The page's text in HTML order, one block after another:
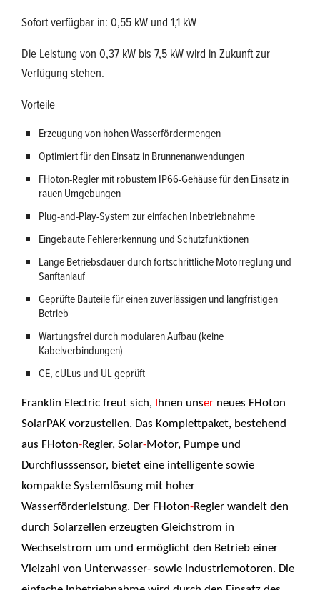
Sofort verfügbar in: 0,55 kW und 1,1 kW
Die Leistung von 0,37 kW bis 7,5 kWwird in Zukunft zur
Verfügung stehen.
Vorteile
Erzeugung von hohen Wasserfördermengen
Optimiert für den Einsatz in Brunnenanwendungen
FHoton-Regler mit robustem IP66-Gehäuse für den Einsatz in
rauen Umgebungen
Plug-and-Play-System zur einfachen Inbetriebnahme
Eingebaute Fehlererkennung und Schutzfunktionen
Lange Betriebsdauer durch fortschrittliche Motorreglung und
Sanftanlauf
Geprüfte Bauteile für einen zuverlässigen und langfristigen
Betrieb
Wartungsfrei durch modularen Aufbau (keine
Kabelverbindungen)
CE, cULus und UL geprüft
Franklin Electric freut sich, Ihnen unser neues FHoton
SolarPAK vorzustellen. Das Komplettpaket, bestehend
aus FHoton-Regler, Solar-Motor, Pumpe und
Durchflusssensor, bietet eine intelligente sowie
kompakte Systemlösung mit hoher
Wasserförderleistung. Der FHoton-Regler wandelt den
durch Solarzellen erzeugten Gleichstrom in
Wechselstrom um und ermöglicht den Betrieb einer
Vielzahl von Unterwasser- sowie Industriemotoren. Die